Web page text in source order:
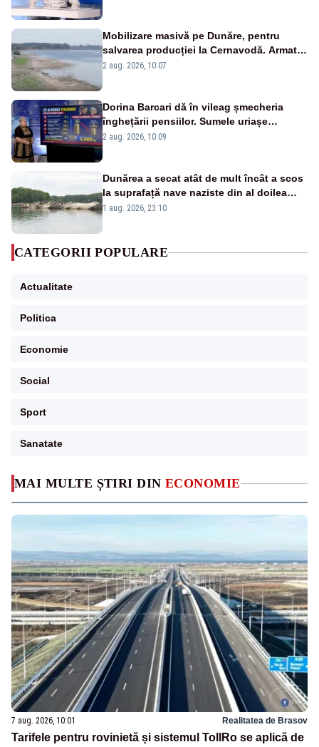
MAI MULTE ȘTIRI DIN ECONOMIE
7 aug. 2026, 10:01 Realitatea de Brasov
Tarifele pentru rovinietă și sistemul TollRo se aplică de
Mobilizare masivă pe Dunăre, pentru
salvarea producției la Cernavodă. Armata
va detona o stâncă și va devia apa
2 aug. 2026, 10:07
Dorina Barcari dă în vileag șmecheria
înghețării pensiilor. Sumele uriașe
pierdute de fiecare român
2 aug. 2026, 10:09
Dunărea a secat atât de mult încât a scos
la suprafață nave naziste din al doilea
război mondial
1 aug. 2026, 23:10
CATEGORII POPULARE
Actualitate
Politica
Economie
Social
Sport
Sanatate